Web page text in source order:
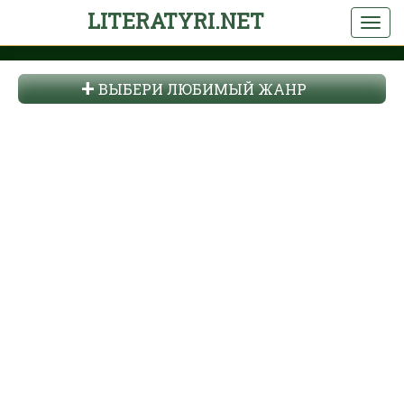
LITERATYRI.NET
ВЫБЕРИ ЛЮБИМЫЙ ЖАНР